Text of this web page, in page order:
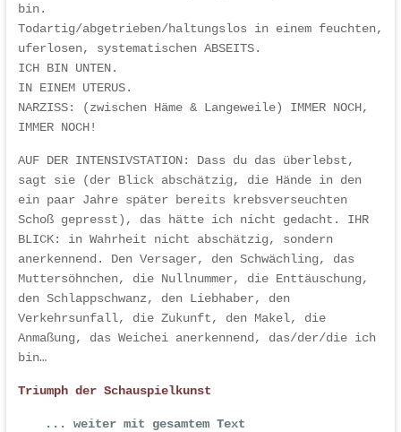
bin.
Todartig/abgetrieben/haltungslos in einem feuchten,
uferlosen, systematischen ABSEITS.
ICH BIN UNTEN.
IN EINEM UTERUS.
NARZISS: (zwischen Häme & Langeweile) IMMER NOCH,
IMMER NOCH!
AUF DER INTENSIVSTATION: Dass du das überlebst,
sagt sie (der Blick abschätzig, die Hände in den
ein paar Jahre später bereits krebsverseuchten
Schoß gepresst), das hätte ich nicht gedacht. IHR
BLICK: in Wahrheit nicht abschätzig, sondern
anerkennend. Den Versager, den Schwächling, das
Muttersöhnchen, die Nullnummer, die Enttäuschung,
den Schlappschwanz, den Liebhaber, den
Verkehrsunfall, die Zukunft, den Makel, die
Anmaßung, das Weichei anerkennend, das/der/die ich
bin…
Triumph der Schauspielkunst
... weiter mit gesamtem Text